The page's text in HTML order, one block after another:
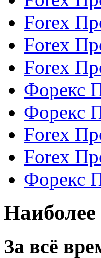
Forex
Forex
Forex
Форекс
Форекс
Forex
Forex
Форекс
За всё